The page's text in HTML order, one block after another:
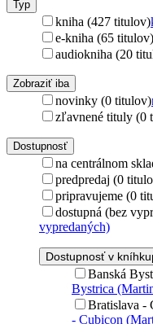
Typ
kniha (427 titulov)
e-kniha (65 titulov)
audiokniha (20
Zobraziť iba
novinky (0 titulov)
zľavnené tituly (0
Dostupnosť
na centrálnom
predpredaj (0
pripravujeme (0
dostupná (bez
vypredaných)
Dostupnosť v
Banská
Bystrica
Bratislava -
- Cubicon